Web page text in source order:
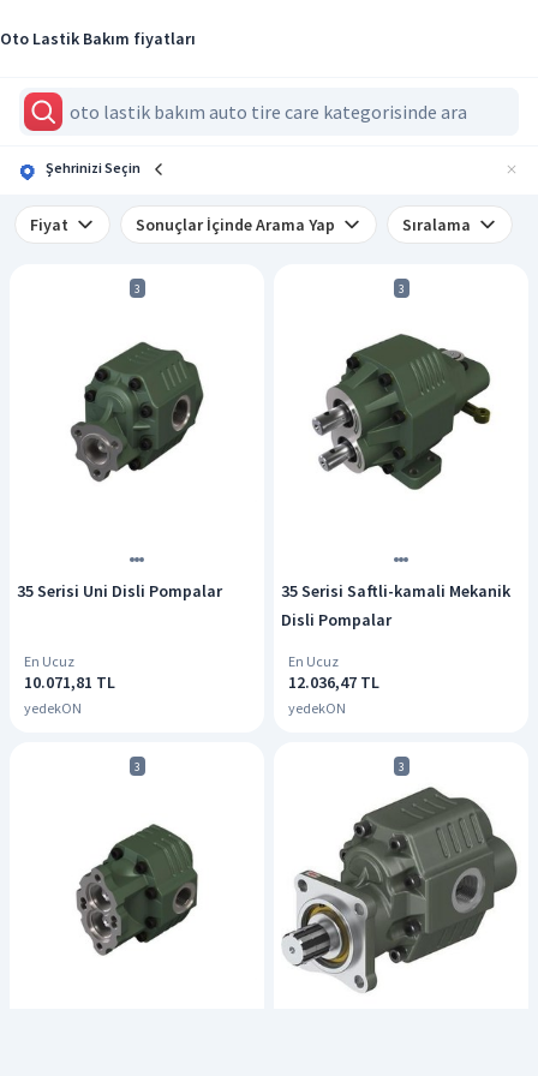
Oto Lastik Bakım fiyatları
Şehrinizi Seçin
Fiyat Sonuçlar İçinde Arama Yap Sıralama
3
35 Serisi Uni Disli Pompalar
En Ucuz
10.071,81 TL
yedekON
3
35 Serisi Saftli-kamali Mekanik
Disli Pompalar
En Ucuz
12.036,47 TL
yedekON
3 3